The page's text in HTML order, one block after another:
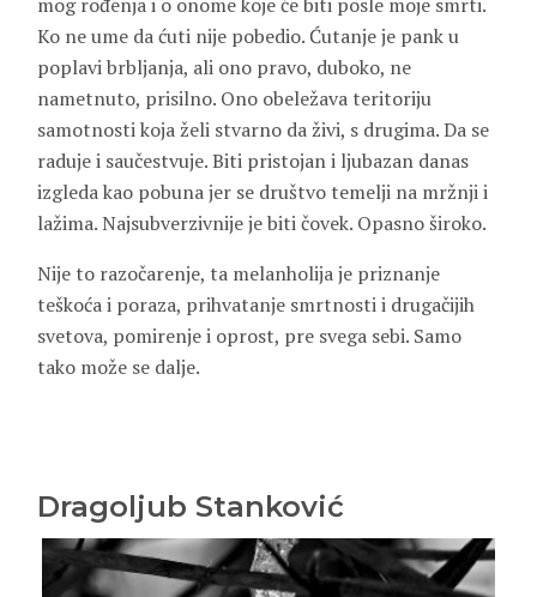
Ko ne ume da ćuti nije pobedio. Ćutanje je pank u
poplavi brbljanja, ali ono pravo, duboko, ne
nametnuto, prisilno. Ono obeležava teritoriju
samotnosti koja želi stvarno da živi, s drugima. Da se
raduje i saučestvuje. Biti pristojan i ljubazan danas
izgleda kao pobuna jer se društvo temelji na mržnji i
lažima. Najsubverzivnije je biti čovek. Opasno široko.
Nije to razočarenje, ta melanholija je priznanje
teškoća i poraza, prihvatanje smrtnosti i drugačijih
svetova, pomirenje i oprost, pre svega sebi. Samo
tako može se dalje.
Dragoljub Stanković